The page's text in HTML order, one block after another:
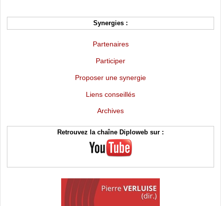
Synergies :
Partenaires
Participer
Proposer une synergie
Liens conseillés
Archives
Retrouvez la chaîne Diploweb sur :